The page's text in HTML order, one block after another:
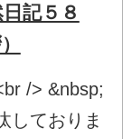
記５８
/> &nbsp;
ておりま